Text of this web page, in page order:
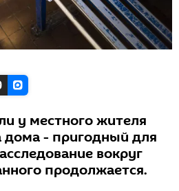
у местного жителя
дома - пригодный для
вокруг
продолжается.